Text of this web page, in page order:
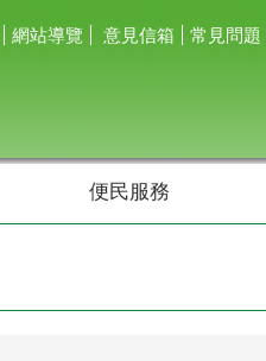
網站導覽 意見信箱 常見問題
便民服務